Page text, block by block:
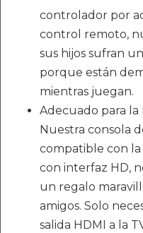
controlador por
control remoto,
sus hijos sufran
porque están
mientras juegan.
Adecuado para la
Nuestra consola
compatible con la
con interfaz HD,
un regalo
amigos. Solo
salida HDMI a la